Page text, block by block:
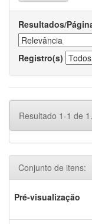
Resultados/
Registro(s)
Resultado 1-1 de 1.
Conjunto de itens:
Pré-visualização